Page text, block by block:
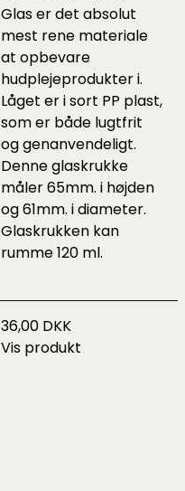
Glas er det absolut
mest rene materiale
at opbevare
hudplejeprodukter i.
Låget er i sort PP plast,
som er både lugtfrit
og genanvendeligt.
Denne glaskrukke
måler 65mm. i højden
og 61mm. i diameter.
Glaskrukken kan
rumme 120 ml.
36,00 DKK
Vis produkt